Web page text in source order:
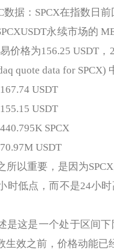
据：SPCX在指数日前
永续市场的
价格为156.25 USDT
quote data for
167.74 USDT
155.15 USDT
440.795K SPCX
70.97M USDT
以重要，是因为SPCX
时低点，而不是24小
这是一个处于区间下
生效之前，价格动能已